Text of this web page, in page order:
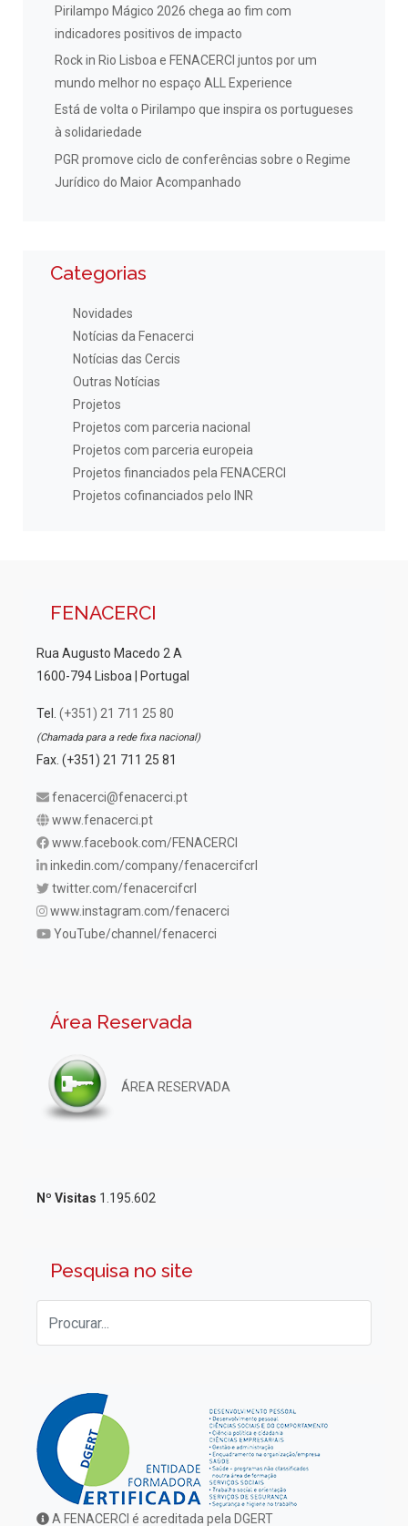
Pirilampo Mágico 2026 chega ao fim com
indicadores positivos de impacto
Rock in Rio Lisboa e FENACERCI juntos por um
mundo melhor no espaço ALL Experience
Está de volta o Pirilampo que inspira os portugueses
à solidariedade
PGR promove ciclo de conferências sobre o Regime
Jurídico do Maior Acompanhado
Categorias
Novidades
Notícias da Fenacerci
Notícias das Cercis
Outras Notícias
Projetos
Projetos com parceria nacional
Projetos com parceria europeia
Projetos financiados pela FENACERCI
Projetos cofinanciados pelo INR
FENACERCI
Rua Augusto Macedo 2 A
1600-794 Lisboa | Portugal
Tel. (+351) 21 711 25 80
(Chamada para a rede fixa nacional)
Fax. (+351) 21 711 25 81
fenacerci@fenacerci.pt
www.fenacerci.pt
www.facebook.com/FENACERCI
inkedin.com/company/fenacercifcrl
twitter.com/fenacercifcrl
www.instagram.com/fenacerci
YouTube/channel/fenacerci
Área Reservada
ÁREA RESERVADA
Nº Visitas 1.195.602
Pesquisa no site
A FENACERCI é acreditada pela DGERT